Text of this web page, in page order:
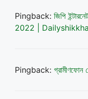
Pingback: জিপি
2022 | Dailyshikkha
Pingback: